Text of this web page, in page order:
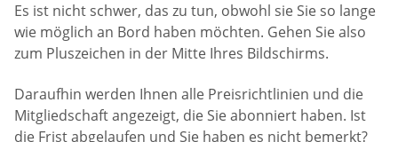
Es ist nicht schwer, das zu tun, obwohl sie Sie so lange
wie möglich an Bord haben möchten. Gehen Sie also
zum Pluszeichen in der Mitte Ihres Bildschirms.
Daraufhin werden Ihnen alle Preisrichtlinien und die
Mitgliedschaft angezeigt, die Sie abonniert haben. Ist
die Frist abgelaufen und Sie haben es nicht bemerkt?